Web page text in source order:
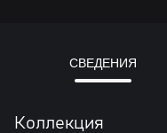
СВЕДЕНИЯ
Коллекция